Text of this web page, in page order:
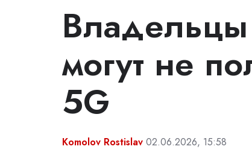
Владельцы
могут не
5G
Komolov Rostislav 02.06.2026, 15:58